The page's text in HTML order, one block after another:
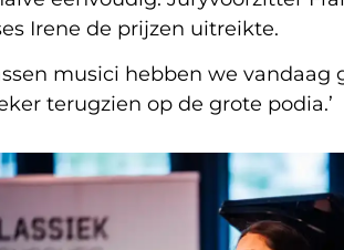
Irene de prijzen uitreikte.
musici hebben we vandaag
terugzien op de grote podia.’